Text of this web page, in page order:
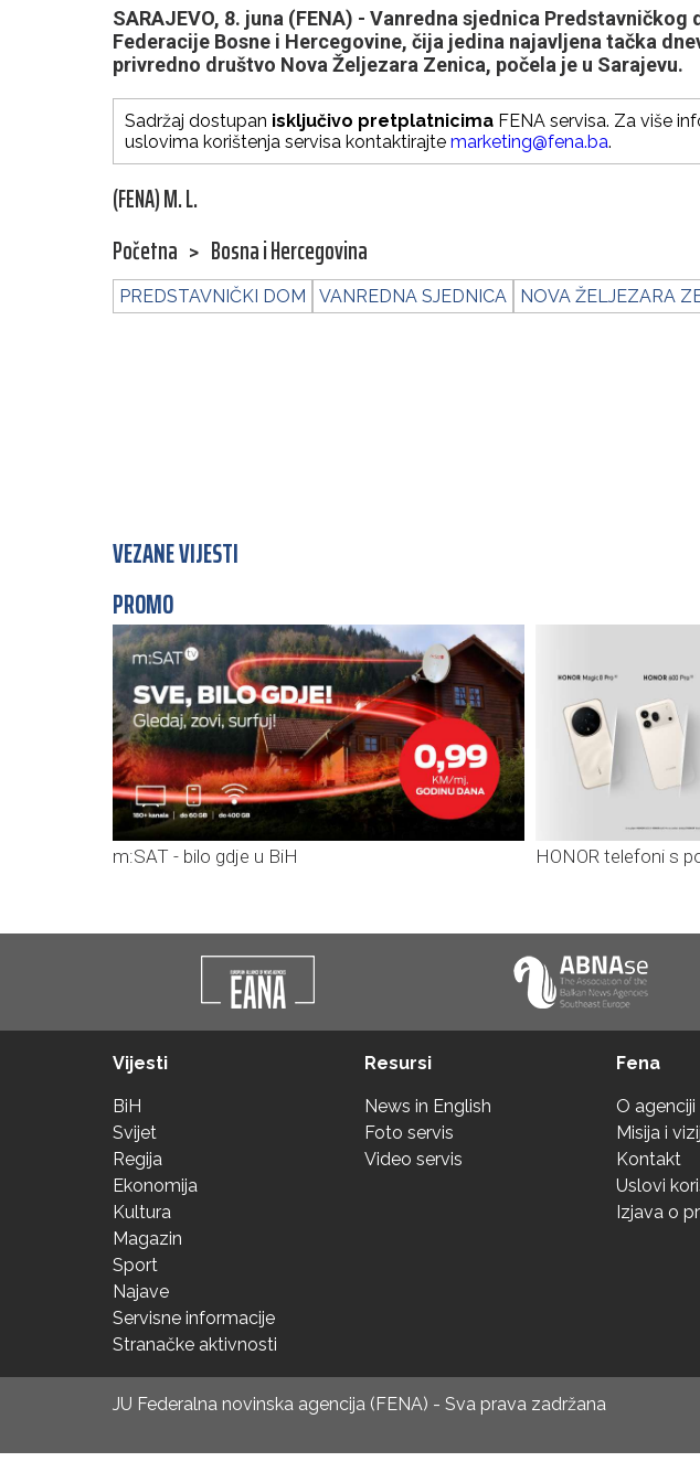
SARAJEVO, 8. juna (FENA) - Vanredna sjednica Predstavničkog
Federacije Bosne i Hercegovine, čija jedina najavljena tačka
privredno društvo Nova Željezara Zenica, počela je u Sarajevu.
Sadržaj dostupan isključivo pretplatnicima FENA servisa. Za više
uslovima korištenja servisa kontaktirajte marketing@fena.ba.
(FENA) M. L.
Početna > Bosna i Hercegovina
PREDSTAVNIČKI DOM VANREDNA SJEDNICA NOVA ŽELJEZARA
VEZANE VIJESTI
PROMO
m:SAT - bilo gdje u BiH HONOR telefoni s
Vijesti
BiH
Svijet
Regija
Ekonomija
Kultura
Magazin
Sport
Najave
Servisne informacije
Stranačke aktivnosti
Resursi
News in English
Foto servis
Video servis
Fena
O agenciji
Misija i
Kontakt
Uslovi
Izjava o
JU Federalna novinska agencija (FENA) - Sva prava zadržana